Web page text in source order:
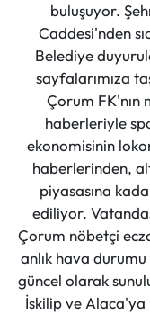
buluşuyor.
Caddesi'nden
Belediye
sayfalarımıza
Çorum FK'nın
haberleriyle
ekonomisinin
haberlerinden,
piyasasına
ediliyor.
Çorum nöbetçi
anlık hava
güncel olarak
İskilip ve